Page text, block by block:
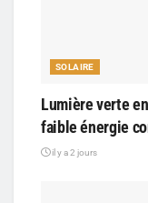
SOLAIRE
Lumière verte
faible énergie
il y a 2 jours